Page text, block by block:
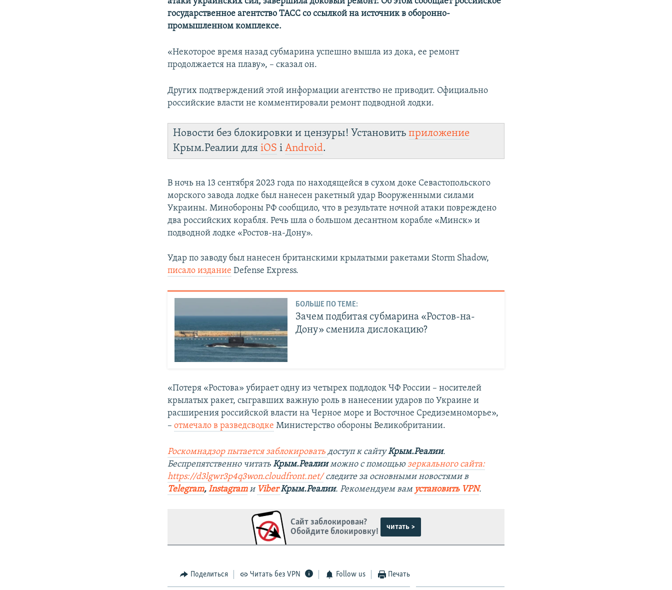
государственное агентство ТАСС со ссылкой на источник в оборонно-
промышленном комплексе.
«Некоторое время назад субмарина успешно вышла из дока, ее ремонт
продолжается на плаву», – сказал он.
Других подтверждений этой информации агентство не приводит. Официально
российские власти не комментировали ремонт подводной лодки.
Новости без блокировки и цензуры! Установитьприложение
Крым.Реалии дляiOS іAndroid.
В ночь на 13 сентября 2023 года по находящейся в сухом доке Севастопольского
морского завода лодке был нанесен ракетный удар Вооруженными силами
Украины. Минобороны РФ сообщило, что в результате ночной атаки повреждено
два российских корабля. Речь шла о большом десантном корабле «Минск» и
подводной лодке «Ростов-на-Дону».
Удар по заводу был нанесен британскими крылатыми ракетами Storm Shadow,
писало издание Defense Express.
БОЛЬШЕ ПО ТЕМЕ:
Зачем подбитая субмарина «Ростов-на-
Дону» сменила дислокацию?
«Потеря «Ростова» убирает одну из четырех подлодок ЧФ России – носителей
крылатых ракет, сыгравших важную роль в нанесении ударов по Украине и
расширения российской власти на Черное море и Восточное Средиземноморье»,
–отмечало в разведсводке Министерство обороны Великобритании.
Роскомнадзор пытается заблокировать доступ к сайтуКрым.Реалии.
Беспрепятственно читатьКрым.Реалииможно с помощьюзеркального сайта:
https://d3lgwr3p4q3won.cloudfront.net/следите за основными новостями в
Telegram,Instagramи Viber Крым.Реалии. Рекомендуем вам установить VPN.
Сайт заблокирован?
Обойдите блокировку!
читать >
Поделиться Читать без VPN Follow us Печать